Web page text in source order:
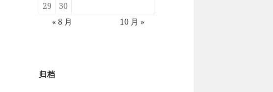
29
30
« 8 月
10 月 »
归档